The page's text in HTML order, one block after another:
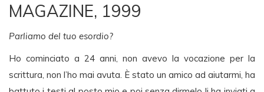
MAGAZINE, 1999
Parliamo del tuo esordio?
Ho cominciato a 24 anni, non avevo la vocazione per la
scrittura, non l’ho mai avuta. È stato un amico ad aiutarmi, ha